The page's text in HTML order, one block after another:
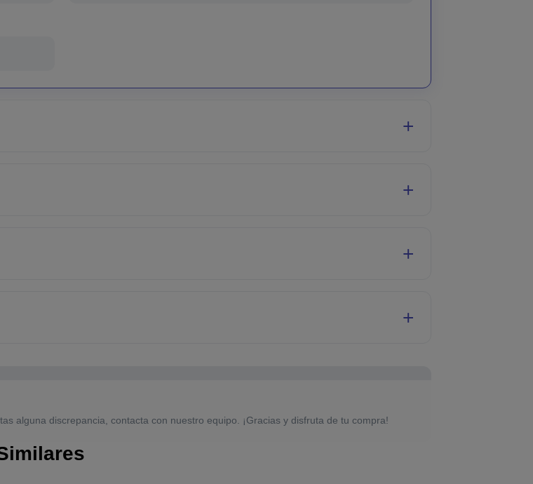
alguna discrepancia, contacta con nuestro equipo. ¡Gracias y disfruta de tu compra!